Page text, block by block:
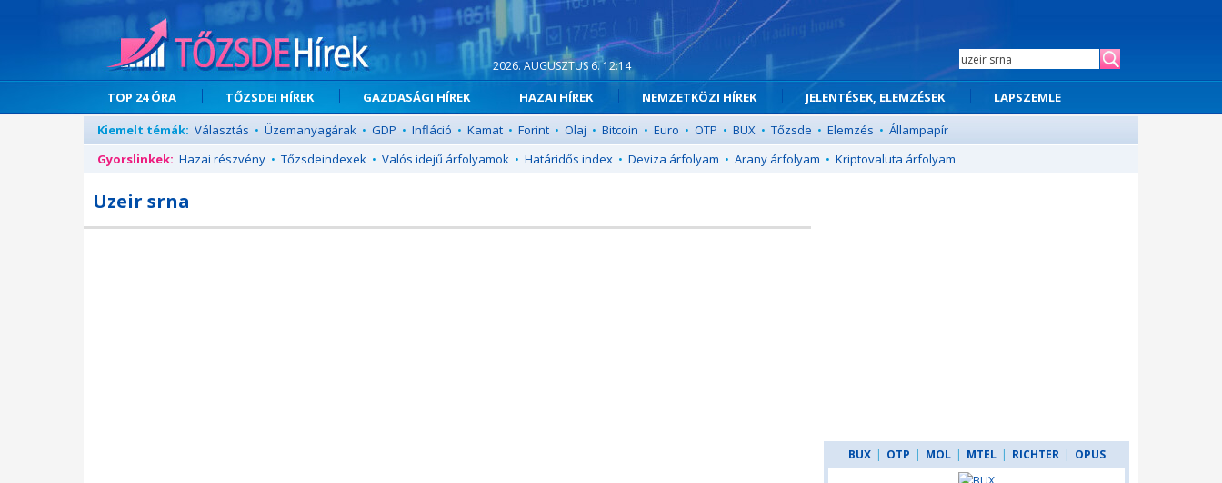
2026. AUGUSZTUS 6. 12:14
TOP 24 ÓRA TŐZSDEI HÍREK GAZDASÁGI HÍREK HAZAI HÍREK NEMZETKÖZI HÍREK JELENTÉSEK, ELEMZÉSEK
LAPSZEMLE
Kiemelt témák: Választás • Üzemanyagárak • GDP • Infláció • Kamat • Forint • Olaj • Bitcoin • Euro • OTP • BUX • Tőzsde • Elemzés • Állampapír
Gyorslinkek: Hazai részvény • Tőzsdeindexek • Valós idejű árfolyamok • Határidős index • Deviza árfolyam • Arany árfolyam • Kriptovaluta árfolyam
Uzeir srna
BUX | OTP | MOL | MTEL | RICHTER | OPUS